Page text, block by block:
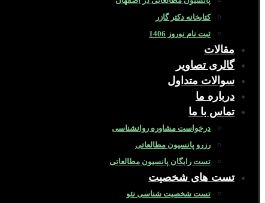
کتابخانه دکتر گازر
ثبت نام نوروز 1406
مقالات
گالری تصاویر
سوالات متداول
درباره ما
تماس با ما
درخواست مشاوره روانشناسی
رزرو پانسیون مطالعاتی
تست رایگان پانسیون مطالعاتی
تست های شخصیت
تست شخصیت شناسی نئو